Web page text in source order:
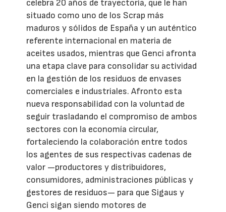
celebra 20 años de trayectoria, que le han
situado como uno de los Scrap más
maduros y sólidos de España y un auténtico
referente internacional en materia de
aceites usados, mientras que Genci afronta
una etapa clave para consolidar su actividad
en la gestión de los residuos de envases
comerciales e industriales. Afronto esta
nueva responsabilidad con la voluntad de
seguir trasladando el compromiso de ambos
sectores con la economía circular,
fortaleciendo la colaboración entre todos
los agentes de sus respectivas cadenas de
valor —productores y distribuidores,
consumidores, administraciones públicas y
gestores de residuos— para que Sigaus y
Genci sigan siendo motores de